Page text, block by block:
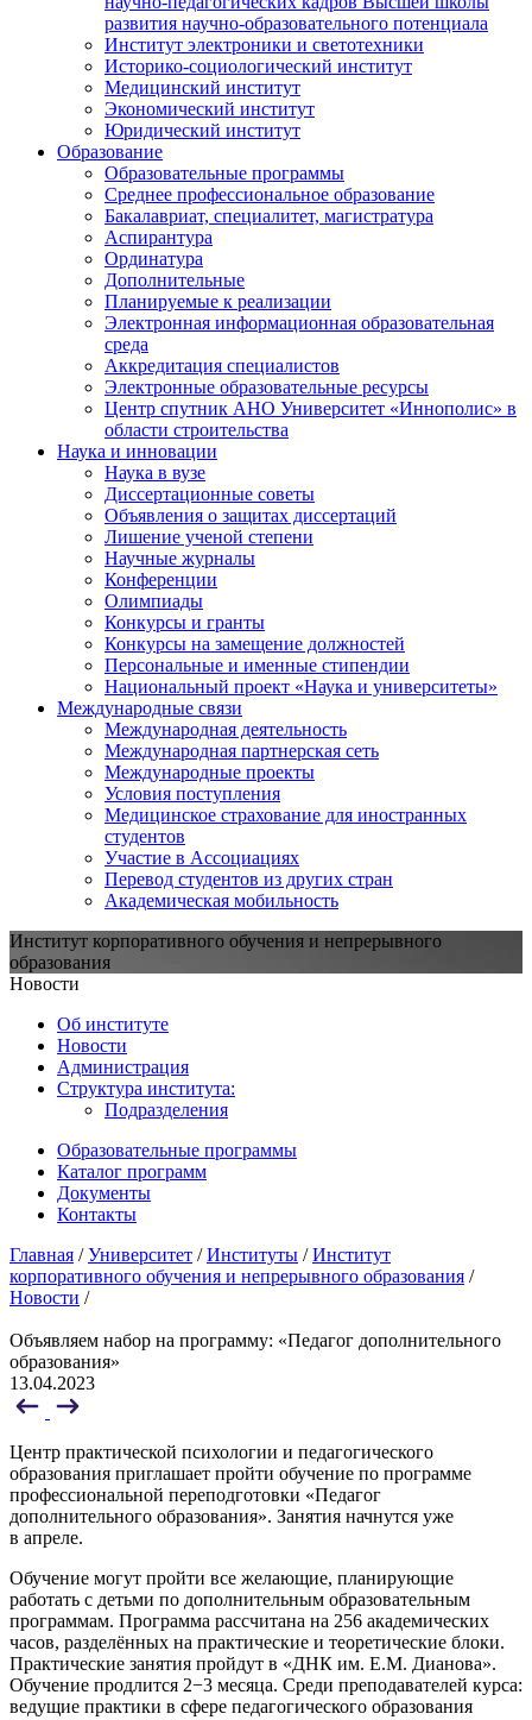
развития научно-образовательного потенциала
Институт электроники и светотехники
Историко-социологический институт
Медицинский институт
Экономический институт
Юридический институт
Образование
Образовательные программы
Среднее профессиональное образование
Бакалавриат, специалитет, магистратура
Аспирантура
Ординатура
Дополнительные
Планируемые к реализации
Электронная информационная образовательная
среда
Аккредитация специалистов
Электронные образовательные ресурсы
Центр спутник АНО Университет «Иннополис» в
области строительства
Наука и инновации
Наука в вузе
Диссертационные советы
Объявления о защитах диссертаций
Лишение ученой степени
Научные журналы
Конференции
Олимпиады
Конкурсы и гранты
Конкурсы на замещение должностей
Персональные и именные стипендии
Национальный проект «Наука и университеты»
Международные связи
Международная деятельность
Международная партнерская сеть
Международные проекты
Условия поступления
Медицинское страхование для иностранных
студентов
Участие в Ассоциациях
Перевод студентов из других стран
Академическая мобильность
Институт корпоративного обучения и непрерывного
образования
Новости
Об институте
Новости
Администрация
Структура института:
Подразделения
Образовательные программы
Каталог программ
Документы
Контакты
Главная /Университет /Институты /Институт
корпоративного обучения и непрерывного образования /
Новости /
Объявляем набор на программу: «Педагог дополнительного
образования»
13.04.2023
Центр практической психологии и педагогического
образования приглашает пройти обучение по программе
профессиональной переподготовки «Педагог
дополнительного образования». Занятия начнутся уже
в апреле.
Обучение могут пройти все желающие, планирующие
работать с детьми по дополнительным образовательным
программам. Программа рассчитана на 256 академических
часов, разделённых на практические и теоретические блоки.
Практические занятия пройдут в «ДНК им. Е.М. Дианова».
Обучение продлится 2−3 месяца. Среди преподавателей курса:
ведущие практики в сфере педагогического образования